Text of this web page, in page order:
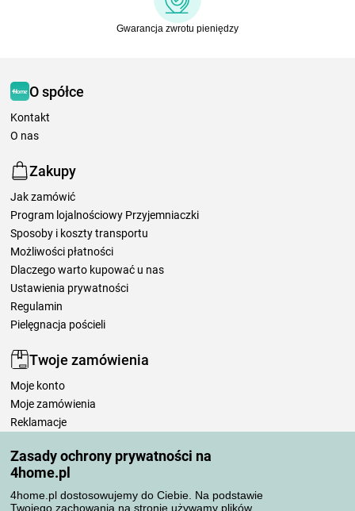
Zasady ochrony prywatności na
4home.pl
4home.pl dostosowujemy do Ciebie. Na podstawie
Twojego zachowania na stronie używamy plików
Gwarancja zwrotu pieniędzy
O spółce
Kontakt
O nas
Zakupy
Jak zamówić
Program lojalnościowy Przyjemniaczki
Sposoby i koszty transportu
Możliwości płatności
Dlaczego warto kupować u nas
Ustawienia prywatności
Regulamin
Pielęgnacja pościeli
Twoje zamówienia
Moje konto
Moje zamówienia
Reklamacje
Zasady przetwarzania recenzji
Sposoby transportu